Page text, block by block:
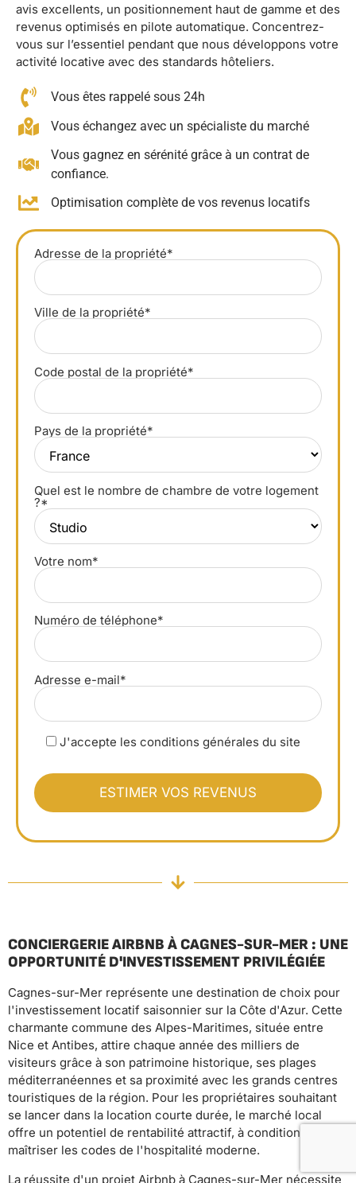
avis excellents, un positionnement haut de gamme et des
revenus optimisés en pilote automatique. Concentrez-
vous sur l’essentiel pendant que nous développons votre
activité locative avec des standards hôteliers.
Vous êtes rappelé sous 24h
Vous échangez avec un spécialiste du marché
Vous gagnez en sérénité grâce à un contrat de
confiance.
Optimisation complète de vos revenus locatifs
Adresse de la propriété*
Ville de la propriété*
Code postal de la propriété*
Pays de la propriété*
Quel est le nombre de chambre de votre logement
?*
Votre nom*
Numéro de téléphone*
Adresse e-mail*
J'accepte les conditions générales du site
CONCIERGERIE AIRBNB À CAGNES-SUR-MER : UNE
OPPORTUNITÉ D'INVESTISSEMENT PRIVILÉGIÉE
Cagnes-sur-Mer représente une destination de choix pour
l'investissement locatif saisonnier sur la Côte d'Azur. Cette
charmante commune des Alpes-Maritimes, située entre
Nice et Antibes, attire chaque année des milliers de
visiteurs grâce à son patrimoine historique, ses plages
méditerranéennes et sa proximité avec les grands centres
touristiques de la région. Pour les propriétaires souhaitant
se lancer dans la location courte durée, le marché local
offre un potentiel de rentabilité attractif, à condition de
maîtriser les codes de l'hospitalité moderne.
La réussite d'un projet Airbnb à Cagnes-sur-Mer nécessite